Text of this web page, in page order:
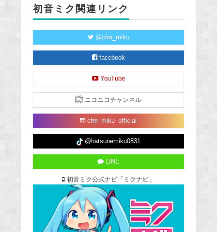
初音ミク関連リンク
@cfm_miku
facebook
YouTube
ニコニコチャンネル
cfm_miku_official
@hatsunemiku0831
LINE
初音ミク公式ナビ「ミクナビ」